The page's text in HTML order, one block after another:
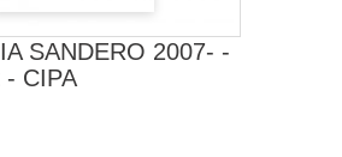
SANDERO 2007- -
- CIPA